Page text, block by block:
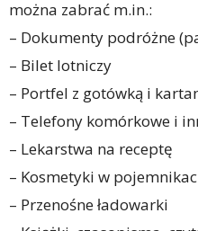
można zabrać m.in.:
– Dokumenty podróżne
– Bilet lotniczy
– Portfel z gotówką i
– Telefony komórkowe i
– Lekarstwa na receptę
– Kosmetyki w
– Przenośne ładowarki